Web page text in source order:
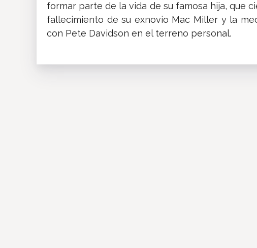
formar parte de la vida de su famosa hija, que
fallecimiento de su exnovio Mac Miller y la
con Pete Davidson en el terreno personal.